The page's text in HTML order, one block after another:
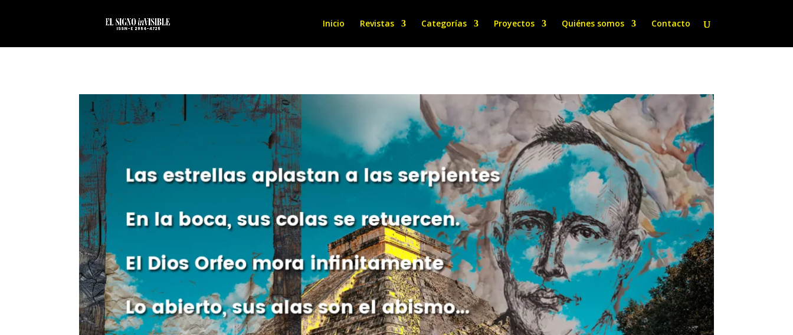
Inicio Revistas Categorías Proyectos Quiénes somos Contacto